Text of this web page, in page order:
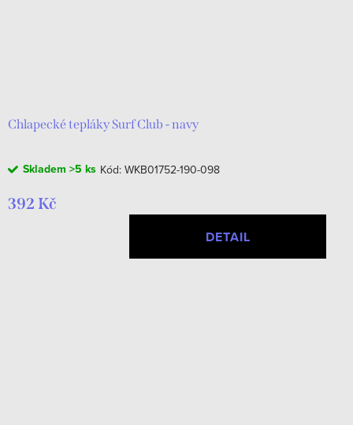
Chlapecké tepláky Surf Club - navy
Skladem >5 ks Kód: WKB01752-190-098
392 Kč
DETAIL